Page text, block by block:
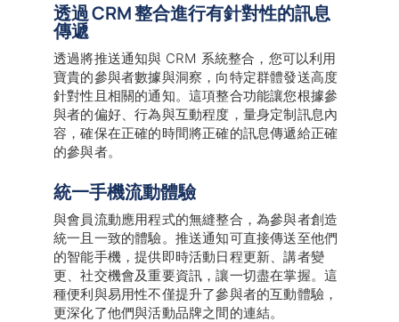
透過 CRM 整合進行有針對性的訊息
傳遞
透過將推送通知與 CRM 系統整合，您可以利用
寶貴的參與者數據與洞察，向特定群體發送高度
針對性且相關的通知。這項整合功能讓您根據參
與者的偏好、行為與互動程度，量身定制訊息內
容，確保在正確的時間將正確的訊息傳遞給正確
的參與者。
統一手機流動體驗
與會員流動應用程式的無縫整合，為參與者創造
統一且一致的體驗。推送通知可直接傳送至他們
的智能手機，提供即時活動日程更新、講者變
更、社交機會及重要資訊，讓一切盡在掌握。這
種便利與易用性不僅提升了參與者的互動體驗，
更深化了他們與活動品牌之間的連結。